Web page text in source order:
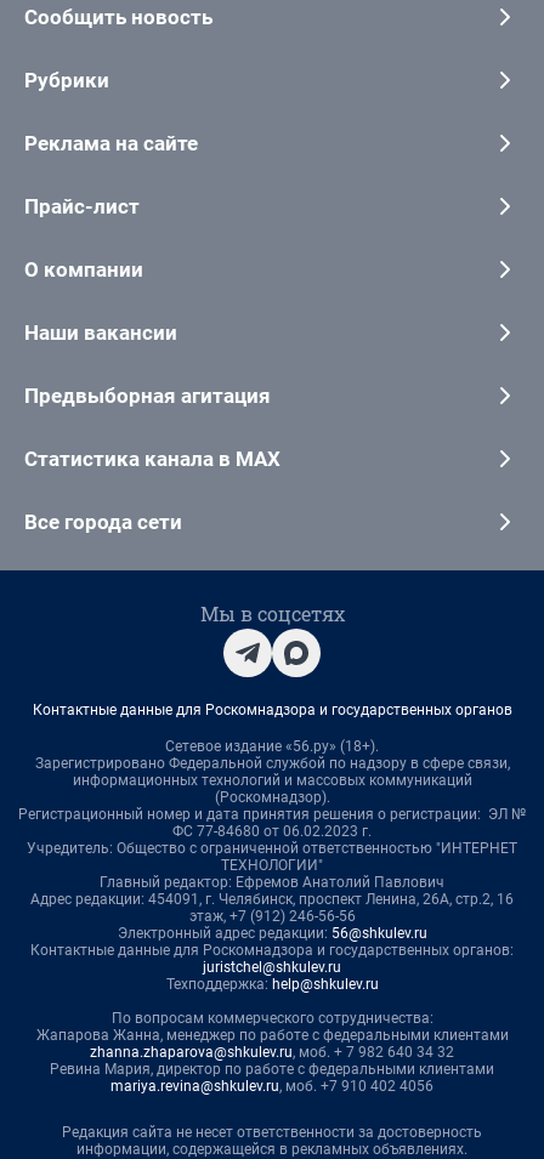
Сообщить новость
Рубрики
Реклама на сайте
Прайс-лист
О компании
Наши вакансии
Предвыборная агитация
Статистика канала в MAX
Все города сети
Мы в соцсетях
Контактные данные для Роскомнадзора и государственных органов
Сетевое издание «56.ру» (18+).
Зарегистрировано Федеральной службой по надзору в сфере связи,
информационных технологий и массовых коммуникаций
(Роскомнадзор).
Регистрационный номер и дата принятия решения о регистрации: ЭЛ №
ФС 77-84680 от 06.02.2023 г.
Учредитель: Общество с ограниченной ответственностью "ИНТЕРНЕТ
ТЕХНОЛОГИИ"
Главный редактор: Ефремов Анатолий Павлович
Адрес редакции: 454091, г. Челябинск, проспект Ленина, 26А, стр.2, 16
этаж, +7 (912) 246-56-56
Электронный адрес редакции: 56@shkulev.ru
Контактные данные для Роскомнадзора и государственных органов:
juristchel@shkulev.ru
Техподдержка: help@shkulev.ru
По вопросам коммерческого сотрудничества:
Жапарова Жанна, менеджер по работе с федеральными клиентами
zhanna.zhaparova@shkulev.ru, моб. + 7 982 640 34 32
Ревина Мария, директор по работе с федеральными клиентами
mariya.revina@shkulev.ru, моб. +7 910 402 4056
Редакция сайта не несет ответственности за достоверность
информации, содержащейся в рекламных объявлениях.